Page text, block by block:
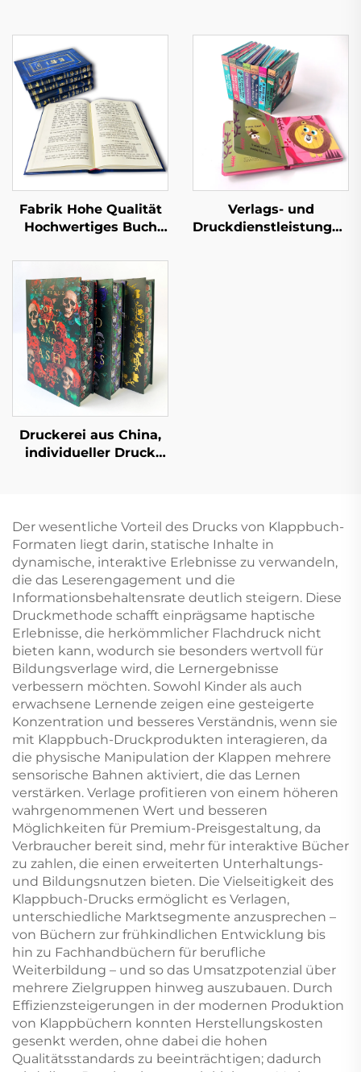
Fabrik Hohe Qualität
Hochwertiges Buch
Vollflächige
Goldfolienprägung
Hardcover-Buchdruck
Verlags- und
Druckdienstleistungen
Druckerei aus China,
individueller Druck
umweltfreundlicher
Druck mit
Schutzumschlag
Der wesentliche Vorteil des Drucks von Klappbuch-
Formaten liegt darin, statische Inhalte in
dynamische, interaktive Erlebnisse zu verwandeln,
die das Leserengagement und die
Informationsbehaltensrate deutlich steigern. Diese
Druckmethode schafft einprägsame haptische
Erlebnisse, die herkömmlicher Flachdruck nicht
bieten kann, wodurch sie besonders wertvoll für
Bildungsverlage wird, die Lernergebnisse
verbessern möchten. Sowohl Kinder als auch
erwachsene Lernende zeigen eine gesteigerte
Konzentration und besseres Verständnis, wenn sie
mit Klappbuch-Druckprodukten interagieren, da
die physische Manipulation der Klappen mehrere
sensorische Bahnen aktiviert, die das Lernen
verstärken. Verlage profitieren von einem höheren
wahrgenommenen Wert und besseren
Möglichkeiten für Premium-Preisgestaltung, da
Verbraucher bereit sind, mehr für interaktive Bücher
zu zahlen, die einen erweiterten Unterhaltungs-
und Bildungsnutzen bieten. Die Vielseitigkeit des
Klappbuch-Drucks ermöglicht es Verlagen,
unterschiedliche Marktsegmente anzusprechen –
von Büchern zur frühkindlichen Entwicklung bis
hin zu Fachhandbüchern für berufliche
Weiterbildung – und so das Umsatzpotenzial über
mehrere Zielgruppen hinweg auszubauen. Durch
Effizienzsteigerungen in der modernen Produktion
von Klappbüchern konnten Herstellungskosten
gesenkt werden, ohne dabei die hohen
Qualitätsstandards zu beeinträchtigen; dadurch